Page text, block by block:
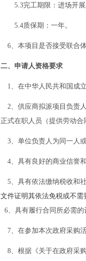
5.3完工期限：进场开展
5.4质保期：一年。
6、本项目是否接受联合
二、申请人资格要求
1、在中华人民共和国成
2、供应商拟派项目负责
正式在职人员（提供劳动合
3、 单位负责人为同一人
4、 具有良好的商业信誉
5、具有依法缴纳税收和
文件证明其依法免税或不需
6、具有履行合同所必需的
7、在参加本次政府采购
8、根据《关于在政府采